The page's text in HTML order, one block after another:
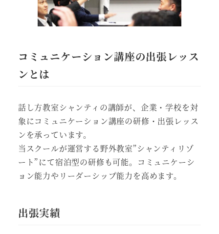
コミュニケーション講座の出張レッス
ンとは
話し方教室シャンティの講師が、企業・学校を対
象にコミュニケーション講座の研修・出張レッス
ンを承っています。
当スクールが運営する野外教室”シャンティリゾ
ート”にて宿泊型の研修も可能。コミュニケーシ
ョン能力やリーダーシップ能力を高めます。
出張実績